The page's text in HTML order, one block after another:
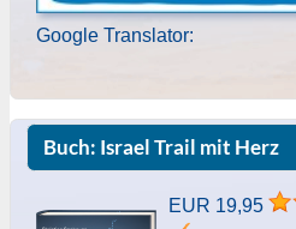
Google Translator:
Buch: Israel Trail mit Herz
EUR 19,95